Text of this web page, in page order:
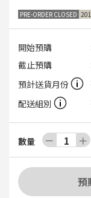
PRE-ORDER CLOSED
開始預購
截止預購
預計送貨月份
配送組別
數量 － 1 ＋
預